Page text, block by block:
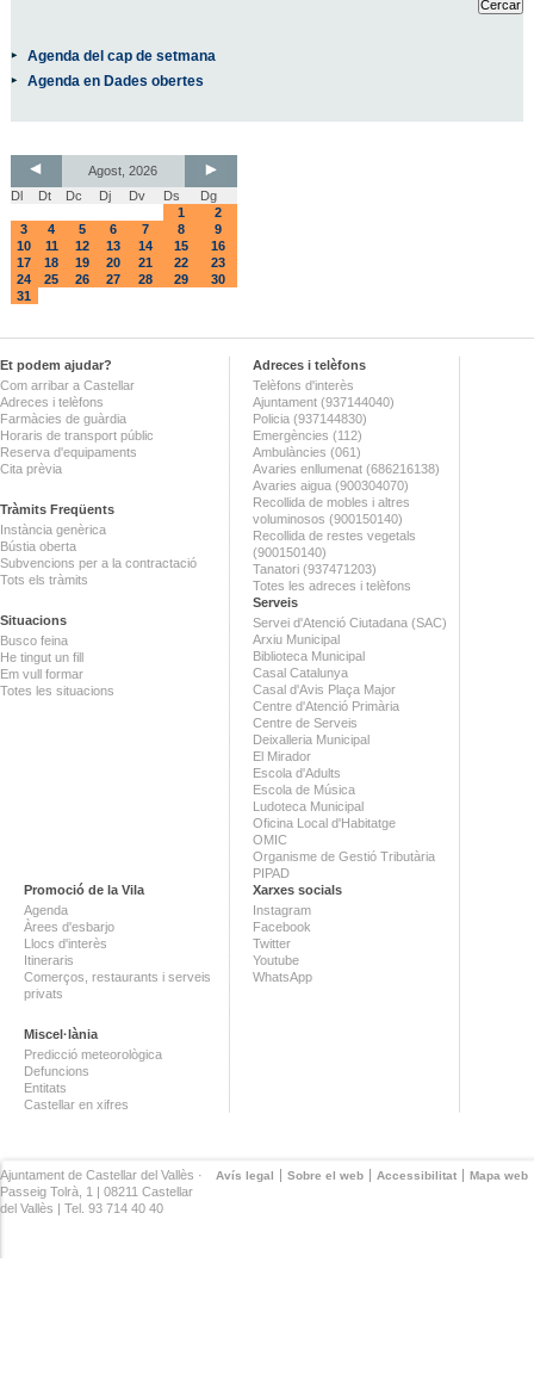
Agenda del cap de setmana
Agenda en Dades obertes
Agost, 2026
Dl
Dt Dc Dj Dv Ds
Dg
1
2
3
4 5 6 7 8
9
10
11 12 13 14 15
16
17
18 19 20 21 22
23
24
25 26 27 28 29
30
31
Et podem ajudar?
Com arribar a Castellar
Adreces i telèfons
Farmàcies de guàrdia
Horaris de transport públic
Reserva d'equipaments
Cita prèvia
Tràmits Freqüents
Instància genèrica
Bústia oberta
Subvencions per a la contractació
Tots els tràmits
Situacions
Busco feina
He tingut un fill
Em vull formar
Totes les situacions
Adreces i telèfons
Telèfons d'interès
Ajuntament (937144040)
Policia (937144830)
Emergències (112)
Ambulàncies (061)
Avaries enllumenat (686216138)
Avaries aigua (900304070)
Recollida de mobles i altres
voluminosos (900150140)
Recollida de restes vegetals
(900150140)
Tanatori (937471203)
Totes les adreces i telèfons
Serveis
Servei d'Atenció Ciutadana (SAC)
Arxiu Municipal
Biblioteca Municipal
Casal Catalunya
Casal d'Avis Plaça Major
Centre d'Atenció Primària
Centre de Serveis
Deixalleria Municipal
El Mirador
Escola d'Adults
Escola de Música
Ludoteca Municipal
Oficina Local d'Habitatge
OMIC
Organisme de Gestió Tributària
PIPAD
Promoció de la Vila
Agenda
Àrees d'esbarjo
Llocs d'interès
Itineraris
Comerços, restaurants i serveis
privats
Miscel·lània
Predicció meteorològica
Defuncions
Entitats
Castellar en xifres
Xarxes socials
Instagram
Facebook
Twitter
Youtube
WhatsApp
Avís legal Sobre el web Accessibilitat Mapa web
Ajuntament de Castellar del Vallès ·
Passeig Tolrà, 1 | 08211 Castellar
del Vallès | Tel. 93 714 40 40